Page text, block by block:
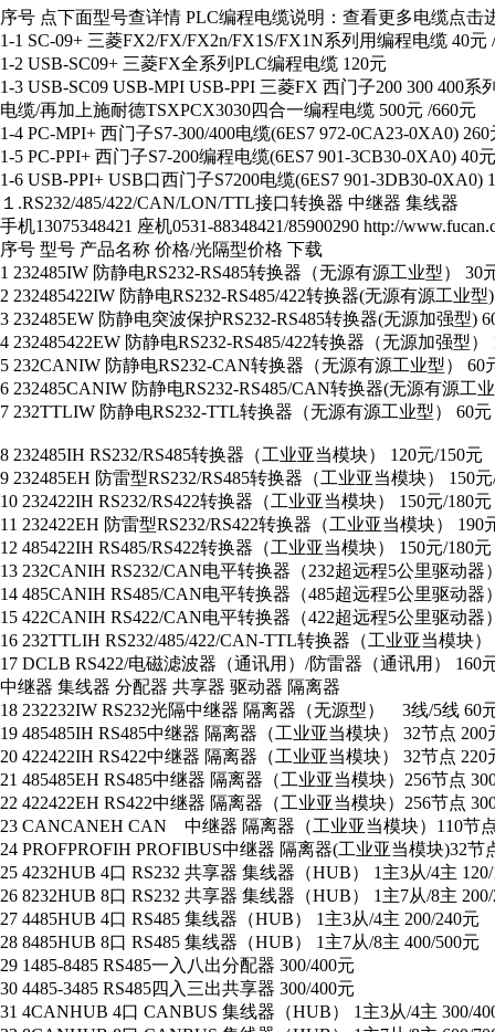
序号 点下面型号查详情 PLC编程电缆说明：查看更多电缆点击
1-1 SC-09+ 三菱FX2/FX/FX2n/FX1S/FX1N系列用编程电缆 40元
1-2 USB-SC09+ 三菱FX全系列PLC编程电缆 120元
1-3 USB-SC09 USB-MPI USB-PPI 三菱FX 西门子200 300 400系
电缆/再加上施耐德TSXPCX3030四合一编程电缆 500元 /660元
1-4 PC-MPI+ 西门子S7-300/400电缆(6ES7 972-0CA23-0XA0) 260
1-5 PC-PPI+ 西门子S7-200编程电缆(6ES7 901-3CB30-0XA0) 40
1-6 USB-PPI+ USB口西门子S7200电缆(6ES7 901-3DB30-0XA0)
１.RS232/485/422/CAN/LON/TTL接口转换器 中继器 集线器
手机13075348421 座机0531-88348421/85900290 http://
序号 型号 产品名称 价格/光隔型价格 下载
1 232485IW 防静电RS232-RS485转换器（无源有源工业型） 30
2 232485422IW 防静电RS232-RS485/422转换器(无源有源工业型
3 232485EW 防静电突波保护RS232-RS485转换器(无源加强型)
4 232485422EW 防静电RS232-RS485/422转换器（无源加强型）
5 232CANIW 防静电RS232-CAN转换器（无源有源工业型） 60
6 232485CANIW 防静电RS232-RS485/CAN转换器(无源有源工
7 232TTLIW 防静电RS232-TTL转换器（无源有源工业型） 60元
8 232485IH RS232/RS485转换器（工业亚当模块） 120元/150元
9 232485EH 防雷型RS232/RS485转换器（工业亚当模块） 150
10 232422IH RS232/RS422转换器（工业亚当模块） 150元/180元
11 232422EH 防雷型RS232/RS422转换器（工业亚当模块） 190
12 485422IH RS485/RS422转换器（工业亚当模块） 150元/180元
13 232CANIH RS232/CAN电平转换器（232超远程5公里驱动器
14 485CANIH RS485/CAN电平转换器（485超远程5公里驱动器
15 422CANIH RS422/CAN电平转换器（422超远程5公里驱动器
16 232TTLIH RS232/485/422/CAN-TTL转换器（工业亚当模块）
17 DCLB RS422/电磁滤波器（通讯用）/防雷器（通讯用） 160
中继器 集线器 分配器 共享器 驱动器 隔离器
18 232232IW RS232光隔中继器 隔离器（无源型） 3线/5线 60
19 485485IH RS485中继器 隔离器（工业亚当模块） 32节点 200
20 422422IH RS422中继器 隔离器（工业亚当模块） 32节点 220
21 485485EH RS485中继器 隔离器（工业亚当模块）256节点
22 422422EH RS422中继器 隔离器（工业亚当模块）256节点
23 CANCANEH CAN 中继器 隔离器（工业亚当模块）110节
24 PROFPROFIH PROFIBUS中继器 隔离器(工业亚当模块)32节
25 4232HUB 4口 RS232 共享器 集线器（HUB） 1主3从/4主
26 8232HUB 8口 RS232 共享器 集线器（HUB） 1主7从/8主
27 4485HUB 4口 RS485 集线器（HUB） 1主3从/4主 200/240元
28 8485HUB 8口 RS485 集线器（HUB） 1主7从/8主 400/500元
29 1485-8485 RS485一入八出分配器 300/400元
30 4485-3485 RS485四入三出共享器 300/400元
31 4CANHUB 4口 CANBUS 集线器（HUB） 1主3从/4主 300/